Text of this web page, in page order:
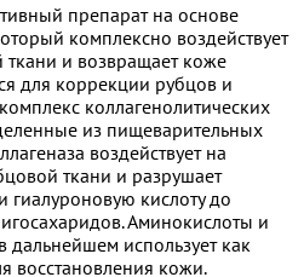
препарат на основе
комплексно воздействует
ткани и возвращает коже
для коррекции рубцов и
коллагенолитических
из пищеварительных
воздействует на
ткани и разрушает
гиалуроновую кислоту до
Аминокислоты и
использует как
восстановления кожи.